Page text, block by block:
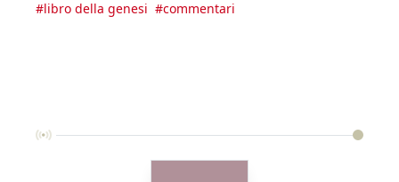
#libro della genesi #commentari